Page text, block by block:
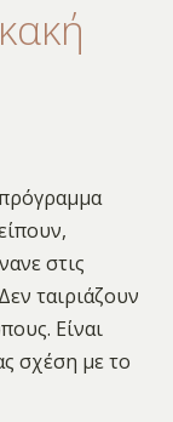
στις
ταιριάζουν
Είναι
σχέση με το